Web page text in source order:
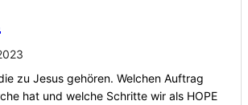
zu Jesus gehören. Welchen Auftrag
hat und welche Schritte wir als HOPE